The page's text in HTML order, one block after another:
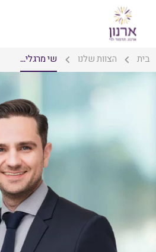
בית הצוות שלנו שי מרגלי...